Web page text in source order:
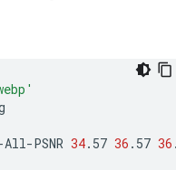
All-PSNR 34.57 36 .57 36